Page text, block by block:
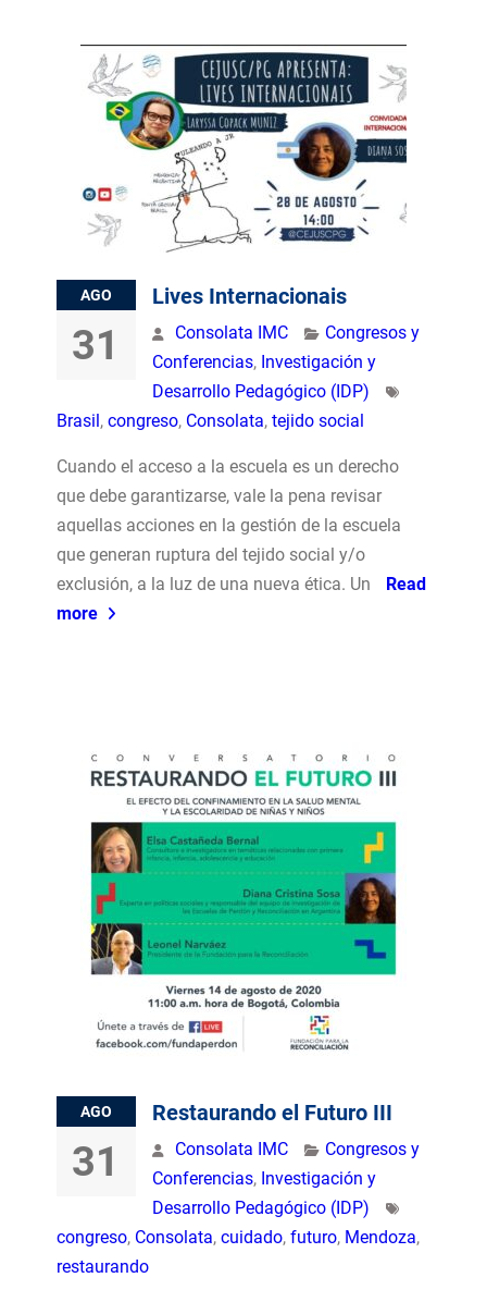
AGO
31
Lives Internacionais
Consolata IMC
Congresos y
Conferencias, Investigación y
Desarrollo Pedagógico (IDP)
Brasil, congreso, Consolata, tejido social
Cuando el acceso a la escuela es un derecho
que debe garantizarse, vale la pena revisar
aquellas acciones en la gestión de la escuela
que generan ruptura del tejido social y/o
exclusión, a la luz de una nueva ética. Un
Read
more
AGO
31
Restaurando el Futuro III
Consolata IMC
Congresos y
Conferencias, Investigación y
Desarrollo Pedagógico (IDP)
congreso, Consolata, cuidado, futuro, Mendoza,
restaurando